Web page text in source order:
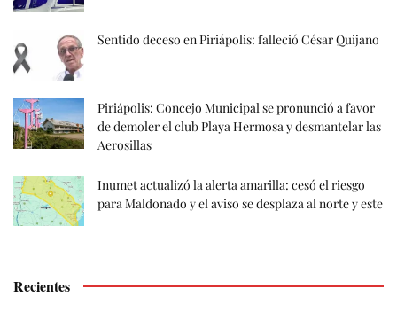
Sentido deceso en Piriápolis: falleció César Quijano
Piriápolis: Concejo Municipal se pronunció a favor
de demoler el club Playa Hermosa y desmantelar las
Aerosillas
Inumet actualizó la alerta amarilla: cesó el riesgo
para Maldonado y el aviso se desplaza al norte y este
Recientes